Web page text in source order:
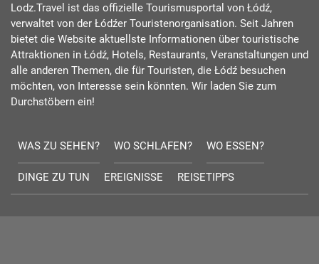
Lodz.Travel ist das offizielle Tourismusportal von Łódź,
verwaltet von der Łódźer Touristenorganisation. Seit Jahren
bietet die Website aktuellste Informationen über touristische
Attraktionen in Łódź, Hotels, Restaurants, Veranstaltungen und
alle anderen Themen, die für Touristen, die Łódź besuchen
möchten, von Interesse sein könnten. Wir laden Sie zum
Durchstöbern ein!
WAS ZU SEHEN? WO SCHLAFEN? WO ESSEN?
DINGE ZU TUN EREIGNISSE REISETIPPS